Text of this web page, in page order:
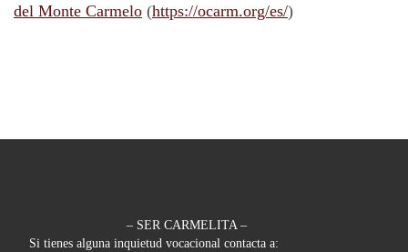
del Monte Carmelo (https://ocarm.org/es/)
– SER CARMELITA –
Si tienes alguna inquietud vocacional contacta a: